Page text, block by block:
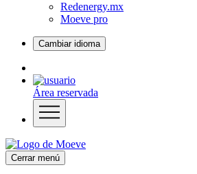
Redenergy.mx
Moeve pro
Cambiar idioma
Área reservada
Cerrar menú